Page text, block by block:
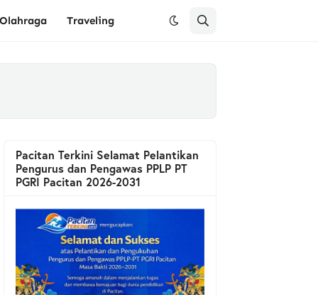
Olahraga Traveling
Pacitan Terkini Selamat Pelantikan
Pengurus dan Pengawas PPLP PT
PGRI Pacitan 2026-2031